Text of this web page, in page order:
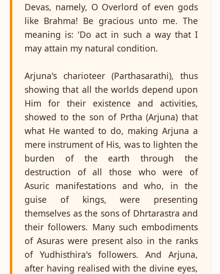
Devas, namely, O Overlord of even gods
like Brahma! Be gracious unto me. The
meaning is: 'Do act in such a way that I
may attain my natural condition.
Arjuna's charioteer (Parthasarathi), thus
showing that all the worlds depend upon
Him for their existence and activities,
showed to the son of Prtha (Arjuna) that
what He wanted to do, making Arjuna a
mere instrument of His, was to lighten the
burden of the earth through the
destruction of all those who were of
Asuric manifestations and who, in the
guise of kings, were presenting
themselves as the sons of Dhrtarastra and
their followers. Many such embodiments
of Asuras were present also in the ranks
of Yudhisthira's followers. And Arjuna,
after having realised with the divine eyes,